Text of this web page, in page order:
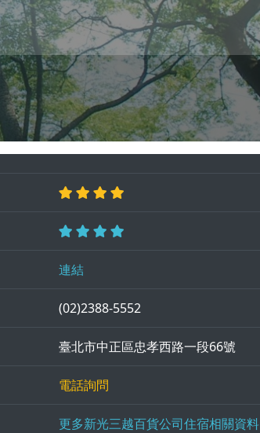
連結
(02)2388-5552
臺北市中正區忠孝西路一段66號
電話詢問
更多新光三越百貨公司住宿相關資料